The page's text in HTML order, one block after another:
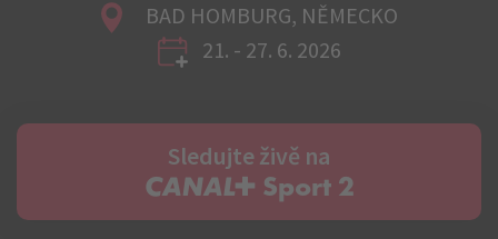
BAD HOMBURG, NĚMECKO
21. - 27. 6. 2026
Sledujte živě na
C+ Sport 2